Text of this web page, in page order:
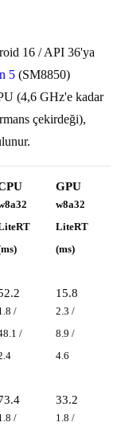
16 / API 36'ya
5 (SM8850)
(4,6 GHz'e kadar
çekirdeği),
GPU
w8a32
LiteRT
(ms)
/
/
15.8
2.3 /
8.9 /
4.6
/
33.2
1.8 /